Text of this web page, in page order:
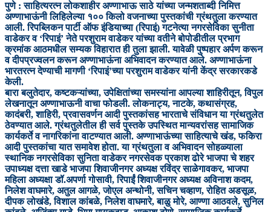
पुणे : साहित्यरत्न लोकशाहीर अण्णाभाऊ साठे यांच्या जन्मशताब्दी निमित्त
अण्णाभाऊंनी लिहिलेल्या १०० किलो वजनाच्या पुस्तकांची ग्रंथतुला करण्यात
आली. रिपब्लिकन पार्टी ऑफ इंडियाच्या (रिपाइं) गटनेत्या नगरसेविका सुनीता
वाडेकर व ‘रिपाइं’ नेते परशुराम वाडेकर यांच्या वतीने बोपोडीतील प्रभाग
क्रमांक आठमधील सम्यक विहारात ही तुला झाली. यावेळी पुष्पहार अर्पण करून
व दीपप्रज्वलन करून अण्णाभाऊंना अभिवादन करण्यात आले. अण्णाभाऊंना
भारतरत्न देण्याची मागणी ‘रिपाइं’च्या परशुराम वाडेकर यांनी केंद्र सरकारकडे
केली.
बारा बलुतेदार, कष्टकऱ्यांच्या, उपेक्षितांच्या समस्यांना आपल्या शाहिरीतून, विपुल
लेखनातून अण्णाभाऊनी वाचा फोडली. लोकनाट्य, नाटके, कथासंग्रह,
कादंबरी, शाहिरी, प्रवासवर्णन आदी पुस्तकांसह भारताचे संविधान या ग्रंथतुलेत
ठेवण्यात आले. ग्रंथतुलेतील ही सर्व पुस्तके उपस्थित मान्यवरांसह सामाजिक
कार्यकर्ते व नागरिकांना वाटण्यात आली. अण्णाभाऊंच्या साहित्याचे खंड, फकिरा
आदी पुस्तकांचा यात समावेश होता. या ग्रंथतुला व अभिवादन सोहळ्याला
स्थानिक नगरसेविका सुनिता वाडेकर नगरसेवक प्रकाश ढोरे भाजपा चे शहर
उपाध्यक्ष दत्ता खाडे भाजपा शिवाजीनगर अध्यक्ष रविंद्र साळेगावकर, भाजपा
महिला अध्यक्षा डॉ.अपर्णा गोसावी, रिपाईं शिवाजीनगर अध्यक्ष अविनाश कदम,
निलेश वाघमारे, अतुल आगळे, जोएल अन्थोनी, सचिन चव्हाण, रोहित अडसूळ,
दीपक लोखंडे, विशाल कांबळे, निलेश वाघमारे, बाळु मोरे, आण्णा आठवले, सुनिल